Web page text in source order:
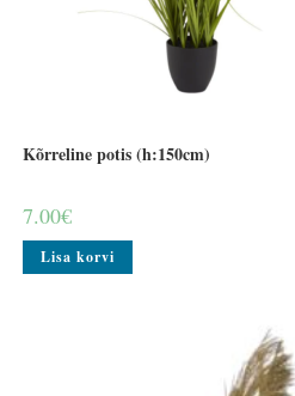
Kõrreline potis (h:150cm)
7.00€
Lisa korvi